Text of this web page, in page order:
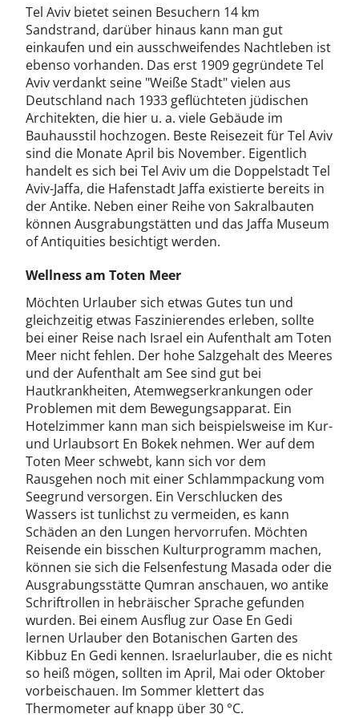
Tel Aviv bietet seinen Besuchern 14 km
Sandstrand, darüber hinaus kann man gut
einkaufen und ein ausschweifendes Nachtleben ist
ebenso vorhanden. Das erst 1909 gegründete Tel
Aviv verdankt seine "Weiße Stadt" vielen aus
Deutschland nach 1933 geflüchteten jüdischen
Architekten, die hier u. a. viele Gebäude im
Bauhausstil hochzogen. Beste Reisezeit für Tel Aviv
sind die Monate April bis November. Eigentlich
handelt es sich bei Tel Aviv um die Doppelstadt Tel
Aviv-Jaffa, die Hafenstadt Jaffa existierte bereits in
der Antike. Neben einer Reihe von Sakralbauten
können Ausgrabungstätten und das Jaffa Museum
of Antiquities besichtigt werden.
Wellness am Toten Meer
Möchten Urlauber sich etwas Gutes tun und
gleichzeitig etwas Faszinierendes erleben, sollte
bei einer Reise nach Israel ein Aufenthalt am Toten
Meer nicht fehlen. Der hohe Salzgehalt des Meeres
und der Aufenthalt am See sind gut bei
Hautkrankheiten, Atemwegserkrankungen oder
Problemen mit dem Bewegungsapparat. Ein
Hotelzimmer kann man sich beispielsweise im Kur-
und Urlaubsort En Bokek nehmen. Wer auf dem
Toten Meer schwebt, kann sich vor dem
Rausgehen noch mit einer Schlammpackung vom
Seegrund versorgen. Ein Verschlucken des
Wassers ist tunlichst zu vermeiden, es kann
Schäden an den Lungen hervorrufen. Möchten
Reisende ein bisschen Kulturprogramm machen,
können sie sich die Felsenfestung Masada oder die
Ausgrabungsstätte Qumran anschauen, wo antike
Schriftrollen in hebräischer Sprache gefunden
wurden. Bei einem Ausflug zur Oase En Gedi
lernen Urlauber den Botanischen Garten des
Kibbuz En Gedi kennen. Israelurlauber, die es nicht
so heiß mögen, sollten im April, Mai oder Oktober
vorbeischauen. Im Sommer klettert das
Thermometer auf knapp über 30 °C.